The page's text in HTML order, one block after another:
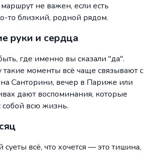
не важен, если есть
то близкий, родной рядом.
руки и сердца
где именно вы сказали "да".
моменты всё чаще связывают с
на Санторини, вечер в Париже или
дают воспоминания, которые
собой всю жизнь.
суеты всё, что хочется — это тишина,